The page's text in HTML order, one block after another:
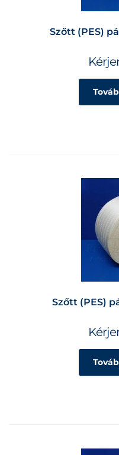
Szőtt (PES)
Szőtt (PES)